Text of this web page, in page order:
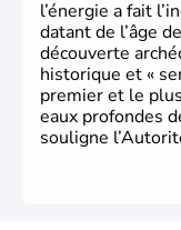
l’énergie a fait
datant de l’âge
découverte
historique et «
premier et le
eaux profondes
souligne